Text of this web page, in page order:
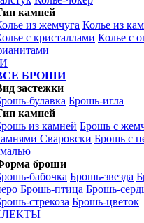
камней
из жемчуга Колье из
с кристаллами Колье с
БРОШИ
застежки
булавка Брошь-игла
камней
из камней Брошь с
Сваровски Брошь с
броши
бабочка Брошь-звезда
Брошь-птица Брошь-
стрекоза Брошь-цветок